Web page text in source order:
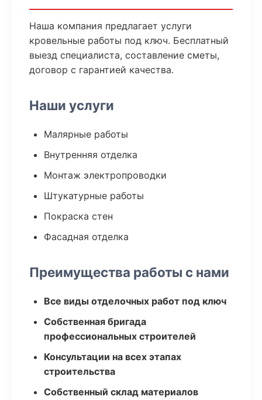
Наша компания предлагает услуги
кровельные работы под ключ. Бесплатный
выезд специалиста, составление сметы,
договор с гарантией качества.
Наши услуги
Малярные работы
Внутренняя отделка
Монтаж электропроводки
Штукатурные работы
Покраска стен
Фасадная отделка
Преимущества работы с нами
Все виды отделочных работ под ключ
Собственная бригада
профессиональных строителей
Консультации на всех этапах
строительства
Собственный склад материалов